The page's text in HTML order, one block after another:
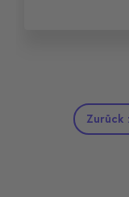
Zurück